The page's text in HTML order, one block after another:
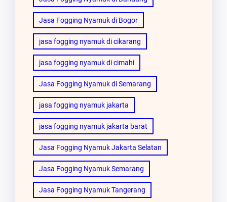
Jasa Fogging Nyamuk di Bogor
jasa fogging nyamuk di cikarang
jasa fogging nyamuk di cimahi
Jasa Fogging Nyamuk di Semarang
jasa fogging nyamuk jakarta
jasa fogging nyamuk jakarta barat
Jasa Fogging Nyamuk Jakarta Selatan
Jasa Fogging Nyamuk Semarang
Jasa Fogging Nyamuk Tangerang